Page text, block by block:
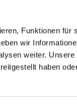
Funktionen für
wir
weiter.
haben